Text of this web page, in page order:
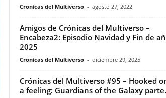
Cronicas del Multiverso - agosto 27, 2022
Amigos de Crónicas del Multiverso –
Encabeza2: Episodio Navidad y Fin de
2025
Cronicas del Multiverso - diciembre 29, 2025
Crónicas del Multiverso #95 – Hooked
a feeling: Guardians of the Galaxy